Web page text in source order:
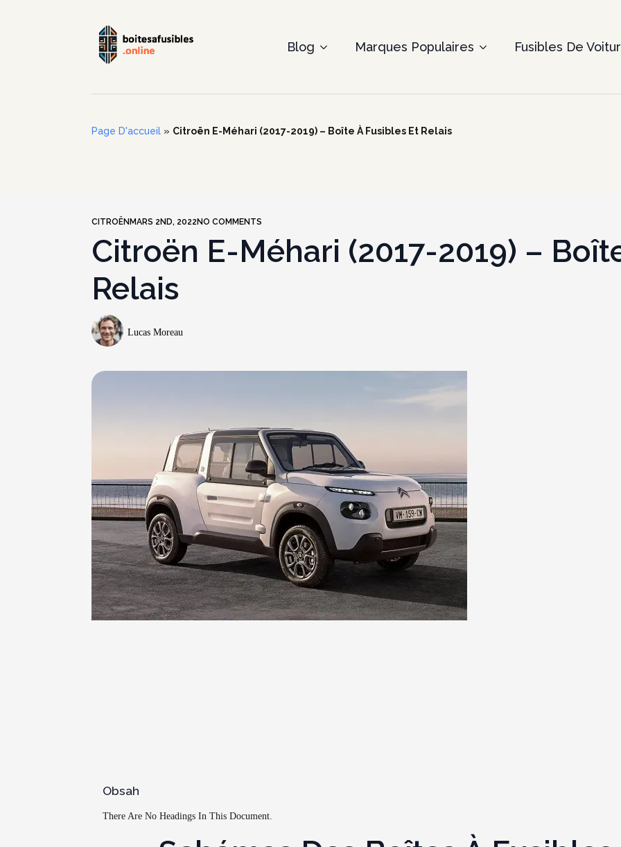
Blog Marques Populaires Fusibles De
Page D'accueil » Citroën E-Méhari (2017-2019) – Boîte À Fusibles Et Relais
CITROËN MARS 2ND, 2022 NO COMMENTS
Citroën E-Méhari (2017-2019) –
Relais
Lucas Moreau
Obsah
There Are No Headings In This Document.